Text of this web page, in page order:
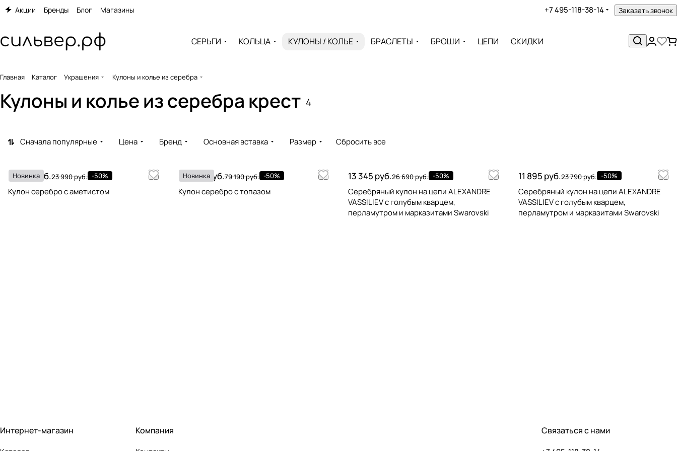
Акции Бренды Блог Магазины +7 495-118-38-14 Заказать звонок
СЕРЬГИ КОЛЬЦА КУЛОНЫ / КОЛЬЕ БРАСЛЕТЫ БРОШИ ЦЕПИ СКИДКИ
Главная Каталог Украшения Кулоны и колье из серебра
Кулоны и колье из серебра крест 4
Сначала популярные Цена Бренд Основная вставка Размер Сбросить все
Новинка
11 995 руб.23 990 руб. -50%
Кулон серебро с аметистом
Новинка
39 595 руб.79 190 руб. -50%
Кулон серебро с топазом
13 345 руб.26 690 руб. -50%
Серебряный кулон на цепи ALEXANDRE
VASSILIEV с голубым кварцем,
перламутром и марказитами Swarovski
11 895 руб.23 790 руб. -50%
Серебряный кулон на цепи ALEXANDRE
VASSILIEV с голубым кварцем,
перламутром и марказитами Swarovski
Интернет-магазин Компания Связаться с нами